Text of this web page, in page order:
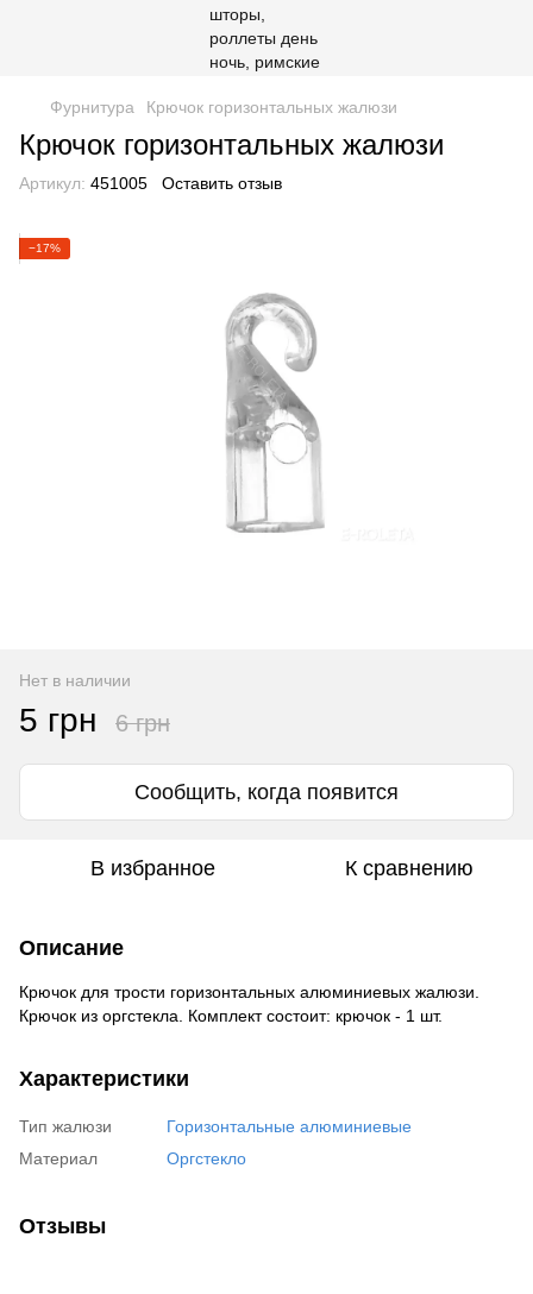
Фурнитура Крючок горизонтальных жалюзи
Крючок горизонтальных жалюзи
Артикул: 451005 Оставить отзыв
−17%
Нет в наличии
5 грн 6 грн
Сообщить, когда появится
В избранное К сравнению
Описание
Крючок для трости горизонтальных алюминиевых жалюзи.
Крючок из оргстекла. Комплект состоит: крючок - 1 шт.
Характеристики
Тип жалюзи
Горизонтальные алюминиевые
Материал
Оргстекло
Отзывы